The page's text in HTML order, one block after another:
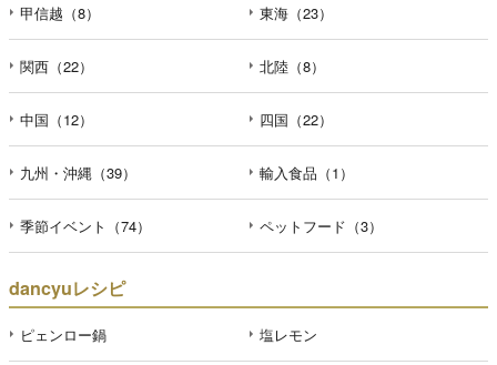
甲信越（8） 東海（23）
関西（22） 北陸（8）
中国（12） 四国（22）
九州・沖縄（39） 輸入食品（1）
季節イベント（74） ペットフード（3）
dancyuレシピ
ピェンロー鍋 塩レモン